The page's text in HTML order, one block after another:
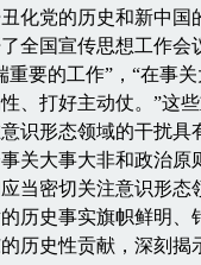
化党的历史和新中国
全国宣传思想工作会
要的工作”，“在事
、打好主动仗。”这
识形态领域的干扰具
关大事大非和政治原
当密切关注意识形态
历史事实旗帜鲜明、
历史性贡献，深刻揭